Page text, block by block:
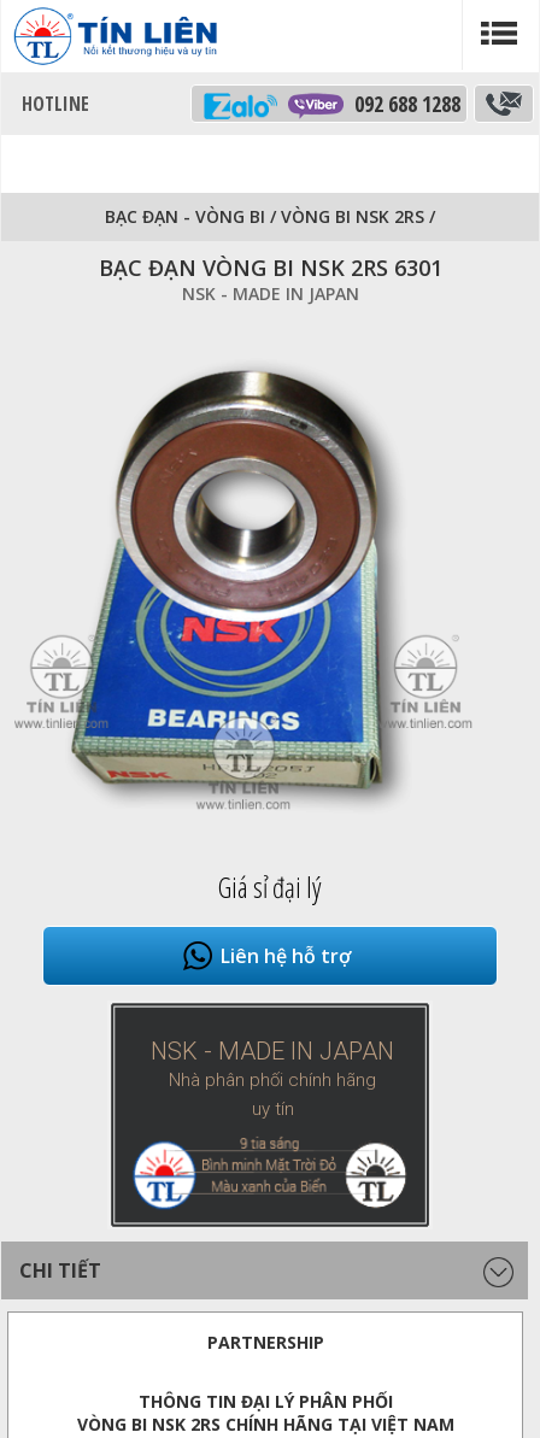
092 688 1288
BẠC ĐẠN - VÒNG BI /VÒNG BI NSK 2RS /
BẠC ĐẠN VÒNG BI NSK 2RS 6301
NSK - MADE IN JAPAN
Giá sỉ đại lý
Liên hệ hỗ trợ
NSK - MADE IN JAPAN
Nhà phân phối chính hãng
uy tín
CHI TIẾT
PARTNERSHIP
THÔNG TIN ĐẠI LÝ PHÂN PHỐI
VÒNG BI NSK 2RS CHÍNH HÃNG TẠI VIỆT NAM